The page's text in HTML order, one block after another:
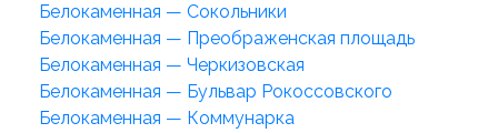
Белокаменная — Сокольники
Белокаменная — Преображенская площадь
Белокаменная — Черкизовская
Белокаменная — Бульвар Рокоссовского
Белокаменная — Коммунарка